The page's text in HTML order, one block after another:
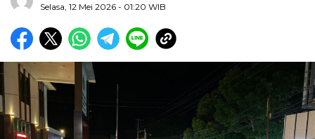
Selasa, 12 Mei 2026 - 01:20 WIB